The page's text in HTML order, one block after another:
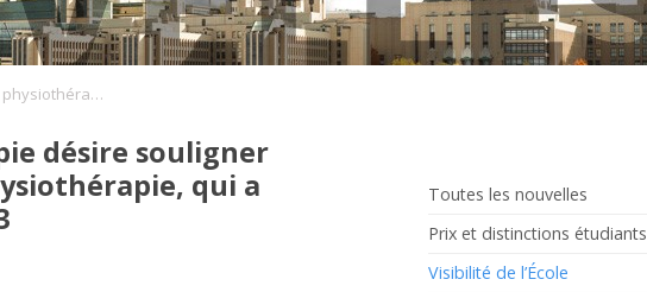
Le programme de physiothérapie désire souligner la semaine québécoise de la physiothérapie, qui a lieu du 23 au 29 septembre 2013
Toutes les nouvelles
Prix et distinctions étudiants
Visibilité de l’École
désire souligner
qui a